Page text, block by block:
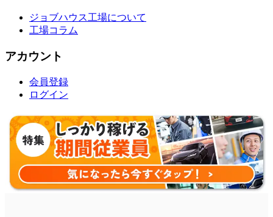
ジョブハウス工場について
工場コラム
アカウント
会員登録
ログイン